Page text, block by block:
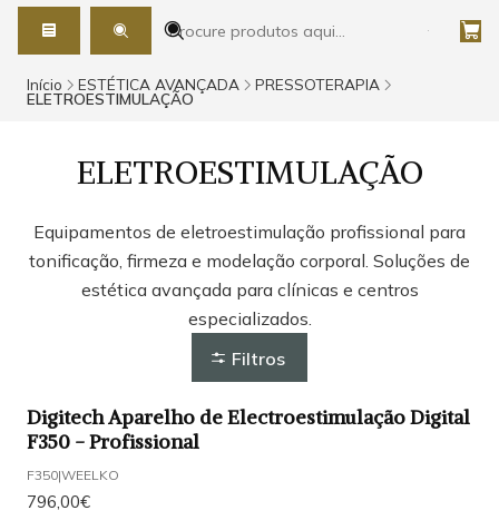
Início ESTÉTICA AVANÇADA PRESSOTERAPIA
ELETROESTIMULAÇÃO
ELETROESTIMULAÇÃO
Equipamentos de eletroestimulação profissional para
tonificação, firmeza e modelação corporal. Soluções de
estética avançada para clínicas e centros
especializados.
Filtros
Digitech Aparelho de Electroestimulação Digital
F350 - Profissional
F350|WEELKO
796,00€